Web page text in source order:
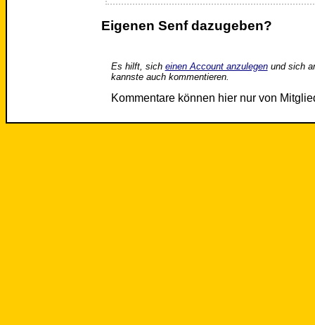
Eigenen Senf dazugeben?
Es hilft, sich einen Account anzulegenund sich
kannste auch kommentieren.
Kommentare können hier nur von